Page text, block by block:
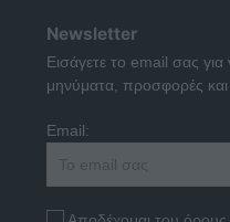
Newsletter
Εισάγετε το email σας
μηνύματα, προσφορές και
Email: